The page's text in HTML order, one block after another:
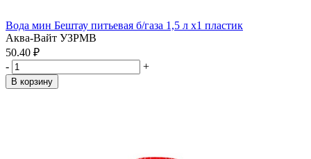
Вода мин Бештау питьевая б/газа 1,5 л x1 пластик
Аква-Вайт УЗРМВ
50.40 ₽
-
+
В корзину